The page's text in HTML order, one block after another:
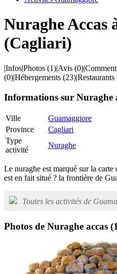
Nuraghe Accas
(Cagliari)
|Infos|Photos (1)|Avis (0)|
(0)|Hébergements (23)|Restaurants
Informations sur Nuraghe
Ville
Guamaggiore
Province
Cagliari
Type
activité
Nuraghe
Le nuraghe est marqué sur la
est en fait situé ? la frontière de
Toutes les activités de
Photos de Nuraghe accas